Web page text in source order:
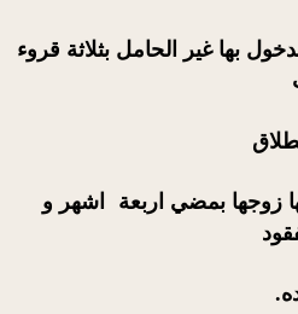
بها غير الحامل بثلاثة قروء
زوجها بمضي اربعة اشهر و